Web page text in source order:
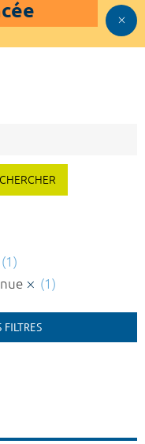
(1)
(1)
FILTRES